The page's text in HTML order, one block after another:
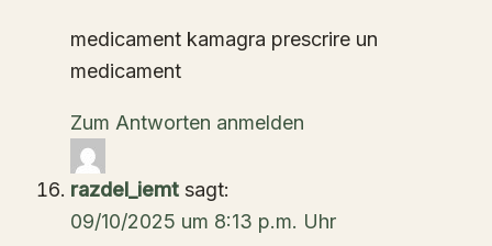
medicament kamagra prescrire un
medicament
Zum Antworten anmelden
razdel_iemt sagt:
09/10/2025 um 8:13 p.m. Uhr